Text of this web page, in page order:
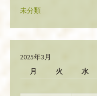
未分類
2025年3月
月
火 水